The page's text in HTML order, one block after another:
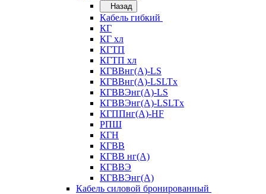
Назад
Кабель гибкий
КГ
КГ хл
КГТП
КГТП хл
КГВВнг(А)-LS
КГВВнг(А)-LSLTx
КГВВЭнг(А)-LS
КГВВЭнг(А)-LSLTx
КГППнг(А)-HF
РПШ
КГН
КГВВ
КГВВ нг(А)
КГВВЭ
КГВВЭнг(А)
Кабель силовой бронированный